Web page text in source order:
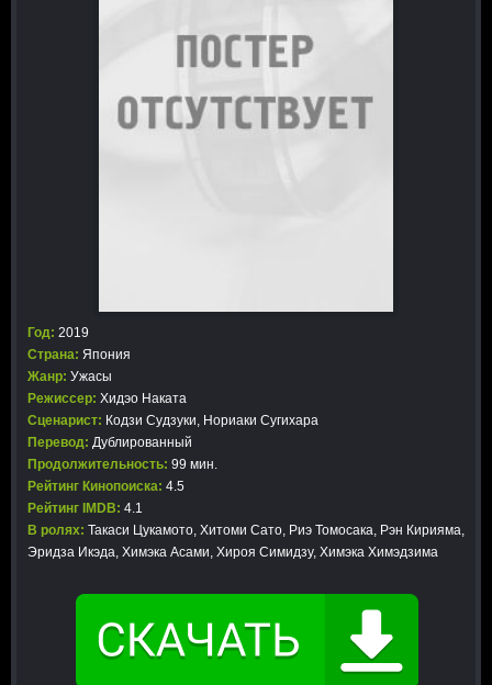
Год: 2019
Страна: Япония
Жанр: Ужасы
Режиссер: Хидэо Наката
Сценарист: Кодзи Судзуки, Нориаки Сугихара
Перевод: Дублированный
Продолжительность: 99 мин.
Рейтинг Кинопоиска: 4.5
Рейтинг IMDB: 4.1
В ролях: Такаси Цукамото, Хитоми Сато, Риэ Томосака, Рэн Кирияма,
Эридза Икэда, Химэка Асами, Хироя Симидзу, Химэка Химэдзима